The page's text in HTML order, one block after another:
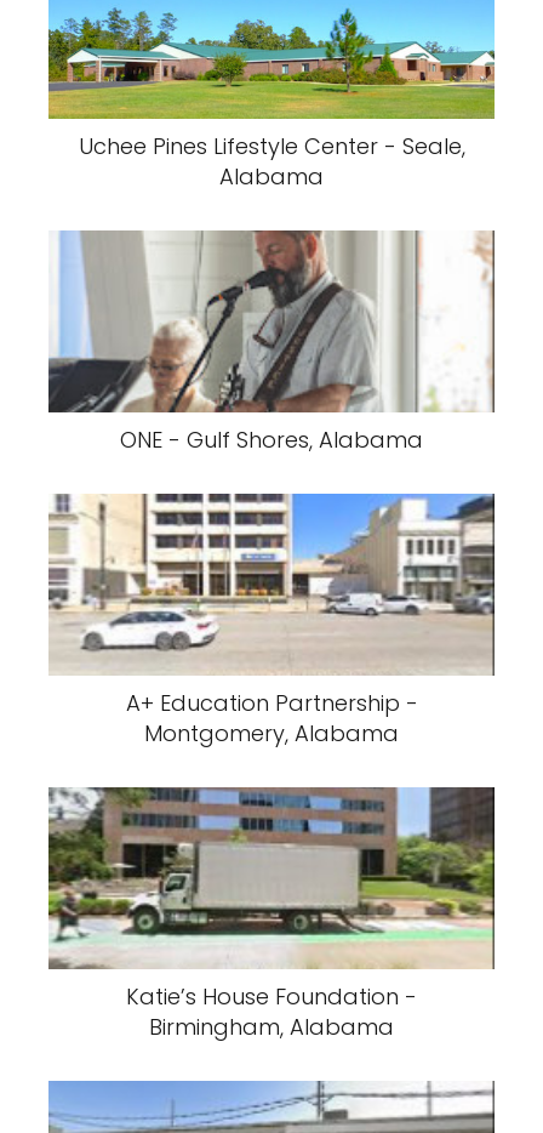
Uchee Pines Lifestyle Center - Seale,
Alabama
ONE - Gulf Shores, Alabama
A+ Education Partnership -
Montgomery, Alabama
Katie’s House Foundation -
Birmingham, Alabama